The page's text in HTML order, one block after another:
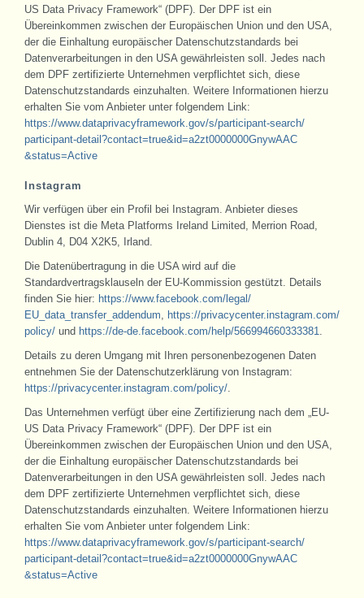
US Data Privacy Framework“ (DPF). Der DPF ist ein
Übereinkommen zwischen der Europäischen Union und den USA,
der die Einhaltung europäischer Datenschutzstandards bei
Datenverarbeitungen in den USA gewährleisten soll. Jedes nach
dem DPF zertifizierte Unternehmen verpflichtet sich, diese
Datenschutzstandards einzuhalten. Weitere Informationen hierzu
erhalten Sie vom Anbieter unter folgendem Link:
https://www.dataprivacyframework.gov/s/participant-search/
participant-detail ?contact=true&id=a2zt0000000GnywAAC
&status=Active
Instagram
Wir verfügen über ein Profil bei Instagram. Anbieter dieses
Dienstes ist die Meta Platforms Ireland Limited, Merrion Road,
Dublin 4, D04 X2K5, Irland.
Die Datenübertragung in die USA wird auf die
Standardvertragsklauseln der EU-Kommission gestützt. Details
finden Sie hier: https://www.facebook.com/legal/
EU_data_transfer_addendum, https://privacycenter.instagram.com/
policy/ und https://de-de.facebook.com/help/566994660333381.
Details zu deren Umgang mit Ihren personenbezogenen Daten
entnehmen Sie der Datenschutzerklärung von Instagram:
https://privacycenter.instagram.com/policy/.
Das Unternehmen verfügt über eine Zertifizierung nach dem „EU-
US Data Privacy Framework“ (DPF). Der DPF ist ein
Übereinkommen zwischen der Europäischen Union und den USA,
der die Einhaltung europäischer Datenschutzstandards bei
Datenverarbeitungen in den USA gewährleisten soll. Jedes nach
dem DPF zertifizierte Unternehmen verpflichtet sich, diese
Datenschutzstandards einzuhalten. Weitere Informationen hierzu
erhalten Sie vom Anbieter unter folgendem Link:
https://www.dataprivacyframework.gov/s/participant-search/
participant-detail ?contact=true&id=a2zt0000000GnywAAC
&status=Active